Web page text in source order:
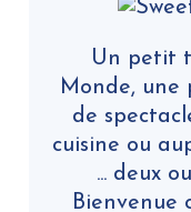
Un petit
Monde, une
de
cuisine ou
... deux
Bienvenue